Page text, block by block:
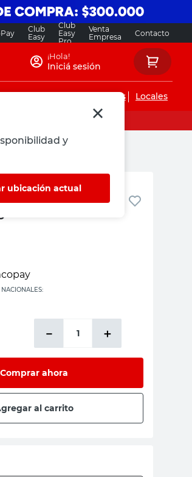
Club
Easy
Club
Easy
Pro
Venta
Empresa
Contacto
y
ubicación actual
¡Hola!
Iniciá sesión
Servicios de instalaciones Locales
1/2x3/8" Bronce
＋
－
Comprar ahora
al carrito